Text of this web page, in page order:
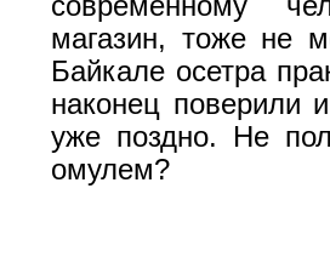
магазин, тоже не
Байкале осетра
наконец поверили
уже поздно. Не
омулем?